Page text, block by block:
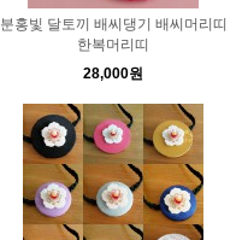
분홍빛 달토끼 배씨댕기 배씨머리띠
한복머리띠
28,000원